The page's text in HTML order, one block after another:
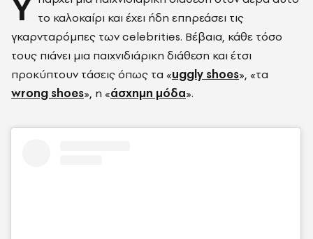
το καλοκαίρι και έχει ήδη επηρεάσει τις
γκαρνταρόμπες των celebrities. Βέβαια, κάθε τόσο
τους πιάνει μια παιχνιδιάρικη διάθεση και έτσι
προκύπτουν τάσεις όπως τα «uggly shoes», «τα
wrong shoes», η «άσχημη μόδα».